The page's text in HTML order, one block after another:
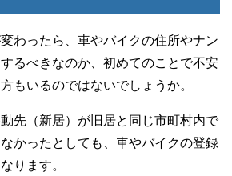
わったら、車やバイクの住所やナン
るべきなのか、初めてのことで不安
もいるのではないでしょうか。
先（新居）が旧居と同じ市町村内で
かったとしても、車やバイクの登録
ります。